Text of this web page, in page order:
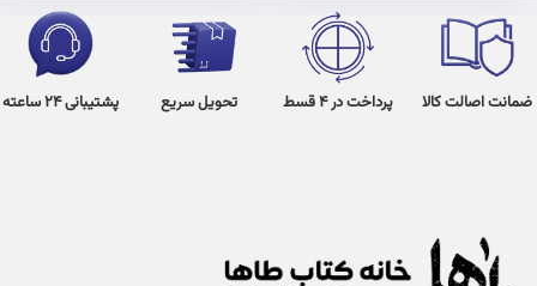
ضمانت اصالت کالا پرداخت در 4 قسط تحویل سریع پشتیبانی 24 ساعته